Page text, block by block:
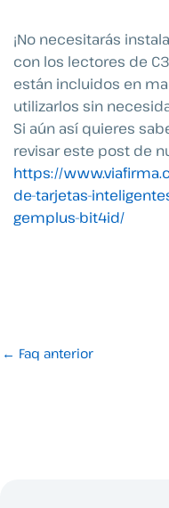
¡No necesitarás
con los lectores de
están incluidos en
utilizarlos sin
Si aún así quieres
revisar este post de
https://
de-tarjetas-
gemplus-bit4id/
← Faq anterior